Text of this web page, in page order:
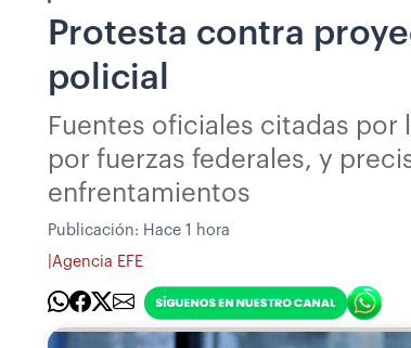
Protesta contra
policial
Fuentes oficiales citadas
por fuerzas federales, y
enfrentamientos
Publicación: Hace 1 hora
Agencia EFE